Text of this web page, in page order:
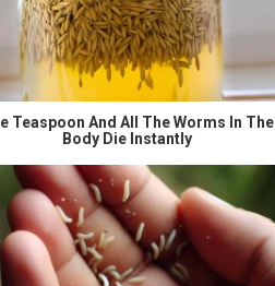
Teaspoon And All The Worms In The
Body Die Instantly